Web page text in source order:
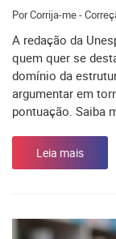
Por Corrija-me -
A redação da
quem quer se
domínio da
argumentar em
pontuação. Saiba
Leia mais